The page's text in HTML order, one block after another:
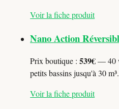
Voir la fiche produit
Nano Action
Prix boutique :539€— 40
petits bassins jusqu'à 30 m³.
Voir la fiche produit